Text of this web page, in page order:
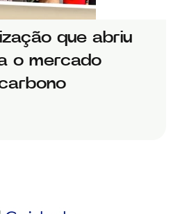
que abriu
o mercado